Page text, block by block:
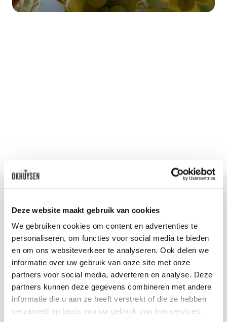
Deze website maakt gebruik van cookies
We gebruiken cookies om content en advertenties te
personaliseren, om functies voor social media te bieden
en om ons websiteverkeer te analyseren. Ook delen we
informatie over uw gebruik van onze site met onze
partners voor social media, adverteren en analyse. Deze
partners kunnen deze gegevens combineren met andere
informatie die u aan ze heeft verstrekt of die ze hebben
verzameld op basis van uw gebruik van hun services.
Blijf op de hoogte
Ontvang het laatste wijnnieuws, proeverijen en
evenementen
E-mailadres
Aanmelden